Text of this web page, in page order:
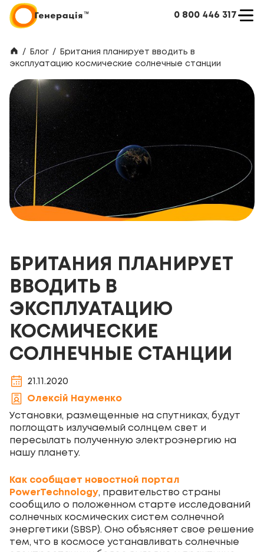
0 800 446 317
/ Блог /
Британия планирует вводить в
эксплуатацию космические солнечные станции
БРИТАНИЯ ПЛАНИРУЕТ
ВВОДИТЬ В
ЭКСПЛУАТАЦИЮ
КОСМИЧЕСКИЕ
СОЛНЕЧНЫЕ СТАНЦИИ
21.11.2020
Олексій Науменко
Установки, размещенные на спутниках, будут
поглощать излучаемый солнцем свет и
пересылать полученную электроэнергию на
нашу планету.
Как сообщает новостной портал
PowerTechnology, правительство страны
сообщило о положенном старте исследований
солнечных космических систем солнечной
энергетики (SBSP). Оно объясняет свое решение
тем, что в космосе устанавливать солнечные